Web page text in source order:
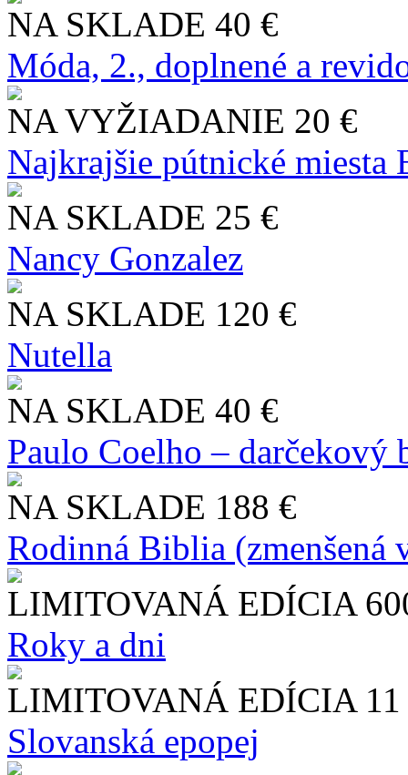
NA SKLADE 40 €
Móda, 2., doplnené a
NA VYŽIADANIE 20 €
Najkrajšie pútnické miesta
NA SKLADE 25 €
Nancy Gonzalez
NA SKLADE 120 €
Nutella
NA SKLADE 40 €
Paulo Coelho – darčekový
NA SKLADE 188 €
Rodinná Biblia (zmenšená
LIMITOVANÁ EDÍCIA
Roky a dni
LIMITOVANÁ EDÍCIA
Slo​vanská epopej